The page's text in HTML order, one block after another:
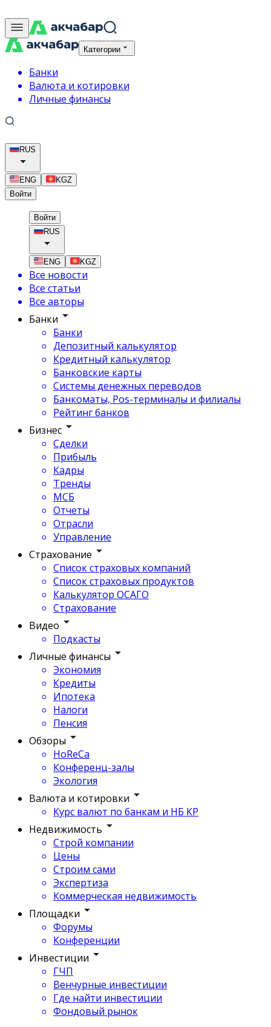
Категории
Банки
Валюта и котировки
Личные финансы
RUS
ENG
KGZ
Войти
Войти
RUS
ENG KGZ
Все новости
Все статьи
Все авторы
Банки
Банки
Депозитный калькулятор
Кредитный калькулятор
Банковские карты
Системы денежных переводов
Банкоматы, Pos-терминалы и филиалы
Рейтинг банков
Бизнес
Сделки
Прибыль
Кадры
Тренды
МСБ
Отчеты
Отрасли
Управление
Страхование
Список страховых компаний
Список страховых продуктов
Калькулятор ОСАГО
Страхование
Видео
Подкасты
Личные финансы
Экономия
Кредиты
Ипотека
Налоги
Пенсия
Обзоры
HoReCa
Конференц-залы
Экология
Валюта и котировки
Курс валют по банкам и НБ КР
Недвижимость
Строй компании
Цены
Строим сами
Экспертиза
Коммерческая недвижимость
Площадки
Форумы
Конференции
Инвестиции
ГЧП
Венчурные инвестиции
Где найти инвестиции
Фондовый рынок